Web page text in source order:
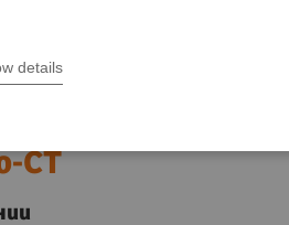
details
CT